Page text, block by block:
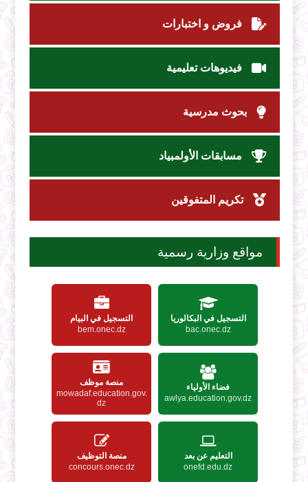
فروض و اختبارات
فيديوهات تعليمية
بحوث مدرسية
مسابقات الأولمبياد
تكريم المتفوقين
مواقع وزارية رسمية
التسجيل في البكالوريا
bac.onec.dz
التسجيل في البيام
bem.onec.dz
فضاء الأولياء
awlya.education.gov.dz
منصة موظف
mowadaf.education.gov.
dz
التعليم عن بعد
onefd.edu.dz
منصة التوظيف
concours.onec.dz